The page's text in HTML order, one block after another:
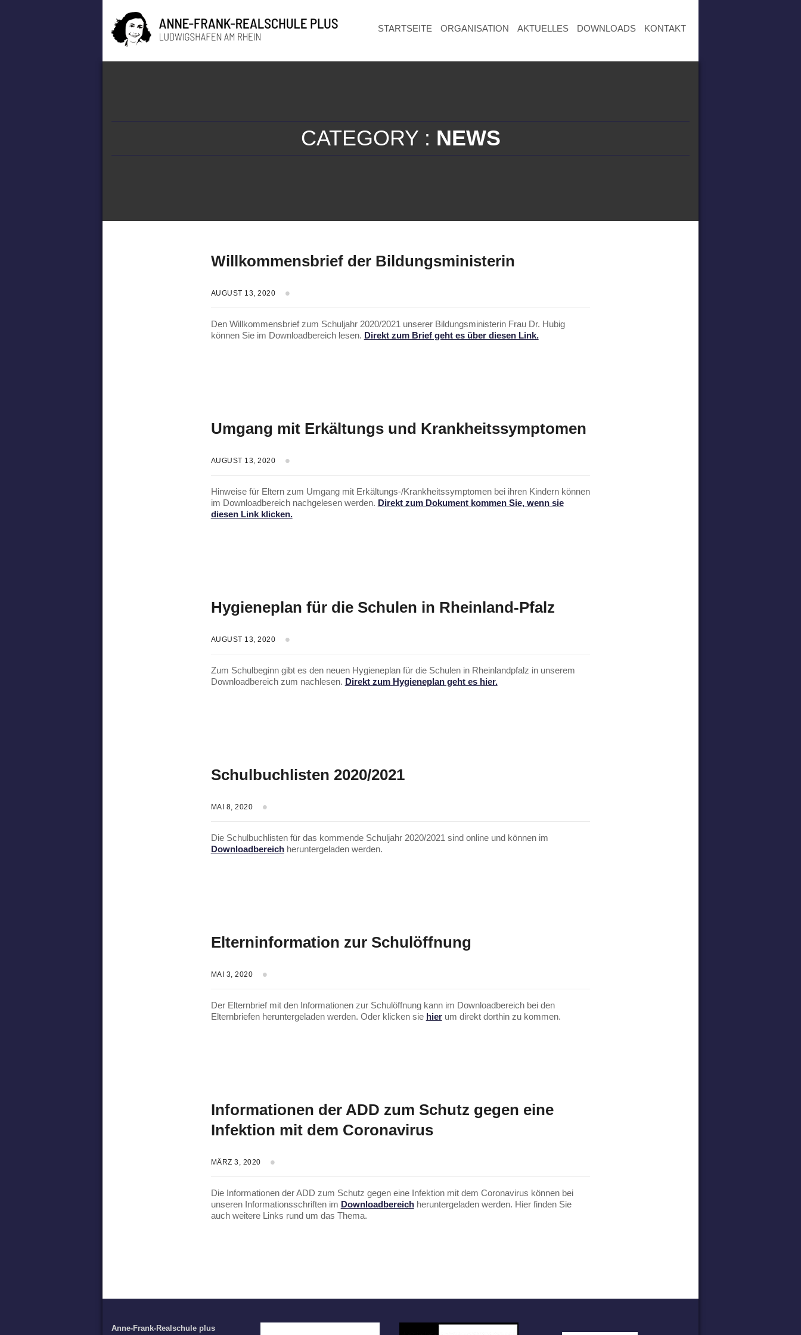
STARTSEITE ORGANISATION AKTUELLES DOWNLOADS KONTAKT
CATEGORY : NEWS
Willkommensbrief der Bildungsministerin
AUGUST 13, 2020
Den Willkommensbrief zum Schuljahr 2020/2021 unserer Bildungsministerin Frau Dr. Hubig
können Sie im Downloadbereich lesen. Direkt zum Brief geht es über diesen Link.
Umgang mit Erkältungs und Krankheitssymptomen
AUGUST 13, 2020
Hinweise für Eltern zum Umgang mit Erkältungs-/Krankheitssymptomen bei ihren Kindern können
im Downloadbereich nachgelesen werden. Direkt zum Dokument kommen Sie, wenn sie
diesen Link klicken.
Hygieneplan für die Schulen in Rheinland-Pfalz
AUGUST 13, 2020
Zum Schulbeginn gibt es den neuen Hygieneplan für die Schulen in Rheinlandpfalz in unserem
Downloadbereich zum nachlesen. Direkt zum Hygieneplan geht es hier.
Schulbuchlisten 2020/2021
MAI 8, 2020
Die Schulbuchlisten für das kommende Schuljahr 2020/2021 sind online und können im
Downloadbereichheruntergeladen werden.
Elterninformation zur Schulöffnung
MAI 3, 2020
Der Elternbrief mit den Informationen zur Schulöffnung kann im Downloadbereich bei den
Elternbriefen heruntergeladen werden. Oder klicken sie hierum direkt dorthin zu kommen.
Informationen der ADD zum Schutz gegen eine
Infektion mit dem Coronavirus
MÄRZ 3, 2020
Die Informationen der ADD zum Schutz gegen eine Infektion mit dem Coronavirus können bei
unseren Informationsschriften im Downloadbereichheruntergeladen werden. Hier finden Sie
auch weitere Links rund um das Thema.
Anne-Frank-Realschule plus